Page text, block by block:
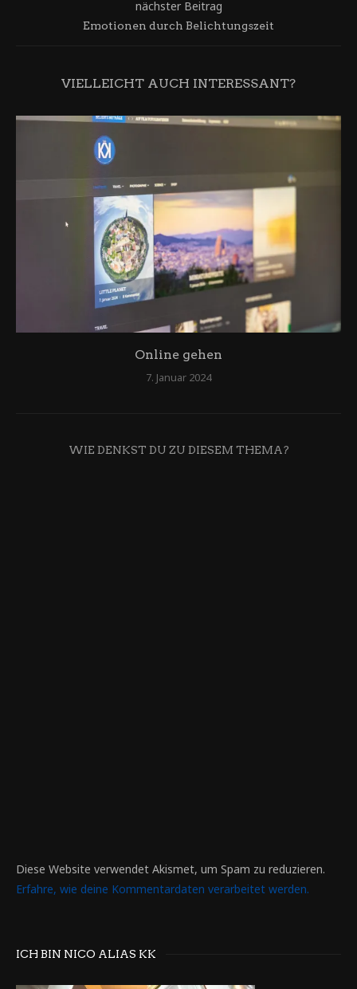
nächster Beitrag
Emotionen durch Belichtungszeit
VIELLEICHT AUCH INTERESSANT?
Online gehen
7. Januar 2024
WIE DENKST DU ZU DIESEM THEMA?
Diese Website verwendet Akismet, um Spam zu reduzieren.
Erfahre, wie deine Kommentardaten verarbeitet werden.
ICH BIN NICO ALIAS KK